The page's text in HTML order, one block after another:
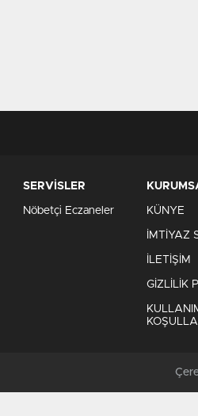
SERVİSLER
Nöbetçi Eczaneler KÜNYE
İMTİYAZ
İLETİŞİM
GİZLİLİK